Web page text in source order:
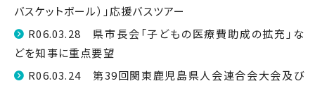
バスケットボール）」応援バスツアー
R06.03.28 県市長会「子どもの医療費助成の拡充」な
どを知事に重点要望
R06.03.24 第39回関東鹿児島県人会連合会大会及び